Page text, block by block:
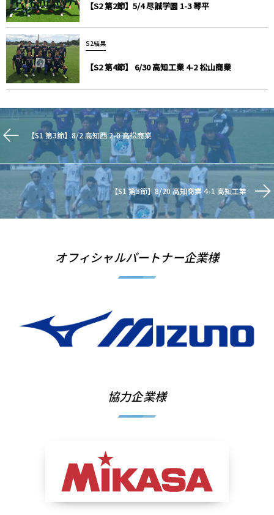
【S2 第2節】5/4 尽誠学園 1-3 琴平
S2結果
【S2 第4節】 6/30 高知工業 4-2 松山商業
【S1 第3節】8/2 高知西 2-0 高松商業
【S1 第3節】8/20 高知商業 4-1 高知工業
オフィシャルパートナー企業様
協力企業様